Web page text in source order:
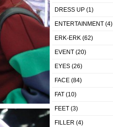
DRESS UP (1)
ENTERTAINMENT (4)
ERK-ERK (62)
EVENT (20)
EYES (26)
FACE (84)
FAT (10)
FEET (3)
FILLER (4)